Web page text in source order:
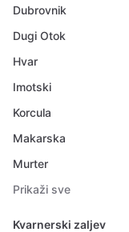
Dubrovnik
Dugi Otok
Hvar
Imotski
Korcula
Makarska
Murter
Prikaži sve
Kvarnerski zaljev